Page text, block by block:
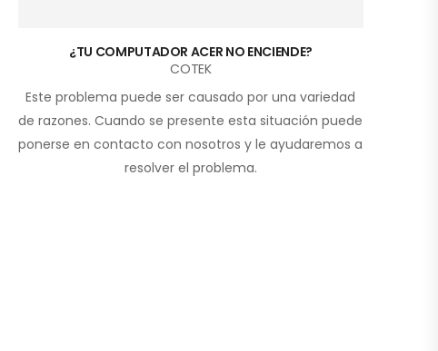
¿TU COMPUTADOR ACER NO ENCIENDE?
COTEK
Este problema puede ser causado por una variedad
de razones. Cuando se presente esta situación puede
ponerse en contacto con nosotros y le ayudaremos a
resolver el problema.